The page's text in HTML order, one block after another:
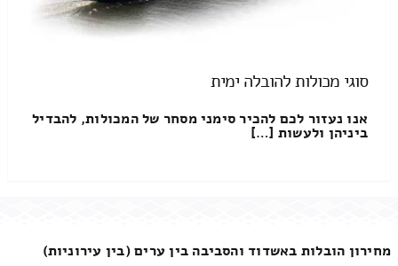
סוגי מכולות להובלה ימית
אנו נעזור לכם להכיר סימני מסחר של המכולות, להבדיל
ביניהן ולעשות […]
מחירון הובלות באשדוד והסביבה בין ערים (בין עירוניות)